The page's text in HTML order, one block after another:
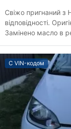
Свіжо пригнаний з
відповідності. Оригінальний пробіг, сервісна книжка!!!
Замінено масло в
С VIN-кодом